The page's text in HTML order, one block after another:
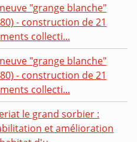
"grange blanche"
- construction de 21
collecti...
"grange blanche"
- construction de 21
collecti...
le grand sorbier :
et amélioration